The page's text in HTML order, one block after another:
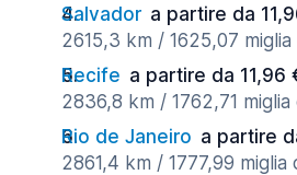
Salvador a partire da
2615,3 km / 1625,07
Recife a partire da 11,96
2836,8 km / 1762,71 miglia
Rio de Janeiro a partire
2861,4 km / 1777,99 miglia